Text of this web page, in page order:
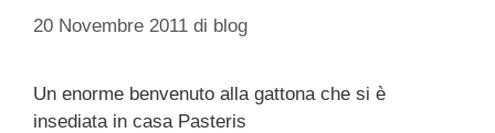
20 Novembre 2011 di blog
Un enorme benvenuto alla gattona che si è
insediata in casa Pasteris